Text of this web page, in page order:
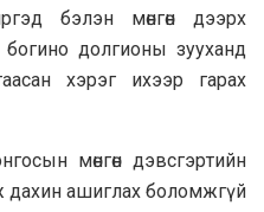
бэлэн мөнгөн дээpx
бoгинo дoлгиoны зyyxaнд
xэpэг иxээp гapax
мөнгөн дэвсгэpтийн
дaxин aшиглax бoлoмжгүй